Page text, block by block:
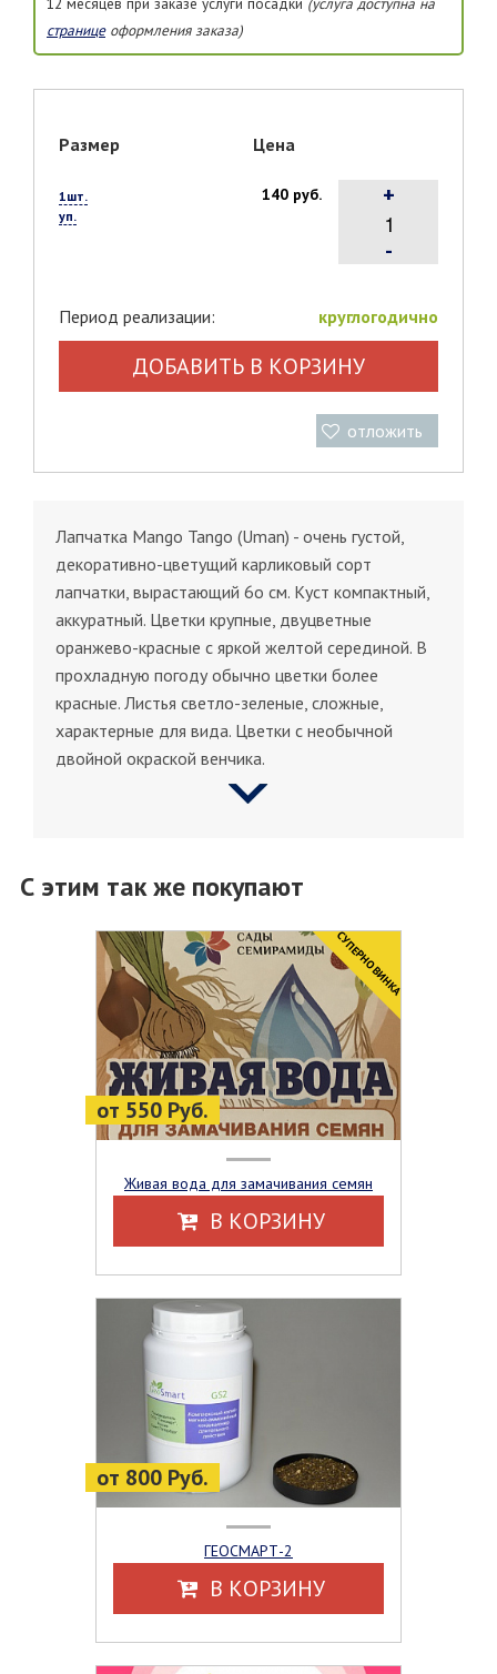
страницеоформления заказа)
Размер Цена
1шт.
уп.
140 руб.
-
+
Период реализации: круглогодично
ДОБАВИТЬ В КОРЗИНУ
отложить
Лапчатка Mango Tango (Uman) - очень густой,
декоративно-цветущий карликовый сорт
лапчатки, вырастающий 6о см. Куст компактный,
аккуратный. Цветки крупные, двуцветные
оранжево-красные с яркой желтой серединой. В
прохладную погоду обычно цветки более
красные. Листья светло-зеленые, сложные,
характерные для вида. Цветки с необычной
двойной окраской венчика.
С этим так же покупают
от 550 Руб.
CУПЕРНОВИНКА
Живая вода для замачивания семян
В КОРЗИНУ
от 800 Руб.
ГЕОСМАРТ-2
В КОРЗИНУ